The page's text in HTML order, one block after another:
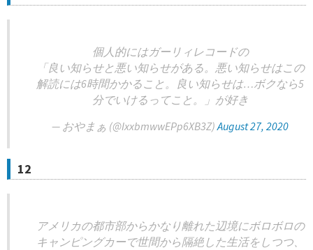
個人的にはガーリィレコードの
「良い知らせと悪い知らせがある。悪い知らせはこの
解読には6時間かかること。良い知らせは…ボクなら5
分でいけるってこと。」が好き
— おやまぁ (@IxxbmwwEPp6XB3Z)August 27, 2020
12
アメリカの都市部からかなり離れた辺境にボロボロの
キャンピングカーで世間から隔絶した生活をしつつ、